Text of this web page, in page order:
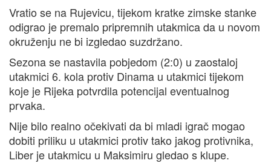
Vratio se na Rujevicu, tijekom kratke zimske stanke
odigrao je premalo pripremnih utakmica da u novom
okruženju ne bi izgledao suzdržano.
Sezona se nastavila pobjedom (2:0) u zaostaloj
utakmici 6. kola protiv Dinama u utakmici tijekom
koje je Rijeka potvrdila potencijal eventualnog
prvaka.
Nije bilo realno očekivati da bi mladi igrač mogao
dobiti priliku u utakmici protiv tako jakog protivnika,
Liber je utakmicu u Maksimiru gledao s klupe.